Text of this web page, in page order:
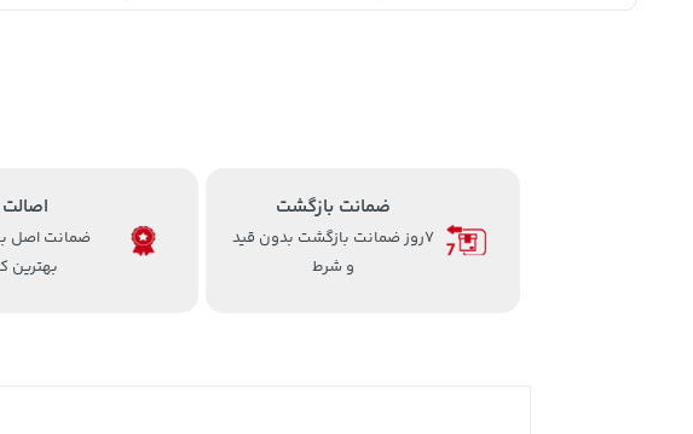
ضمانت بازگشت
7روز ضمانت بازگشت بدون قید
و شرط
اصالت
ضمانت اصل
بهترین